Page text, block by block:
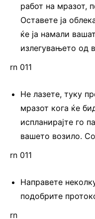
работ на мразот,
Оставете ја
ќе ја намали
излегувањето од
rn 011
Не лазете, туку
мразот кога ќе
испланирајте го
вашето возило.
rn 011
Направете
подобрите
rn